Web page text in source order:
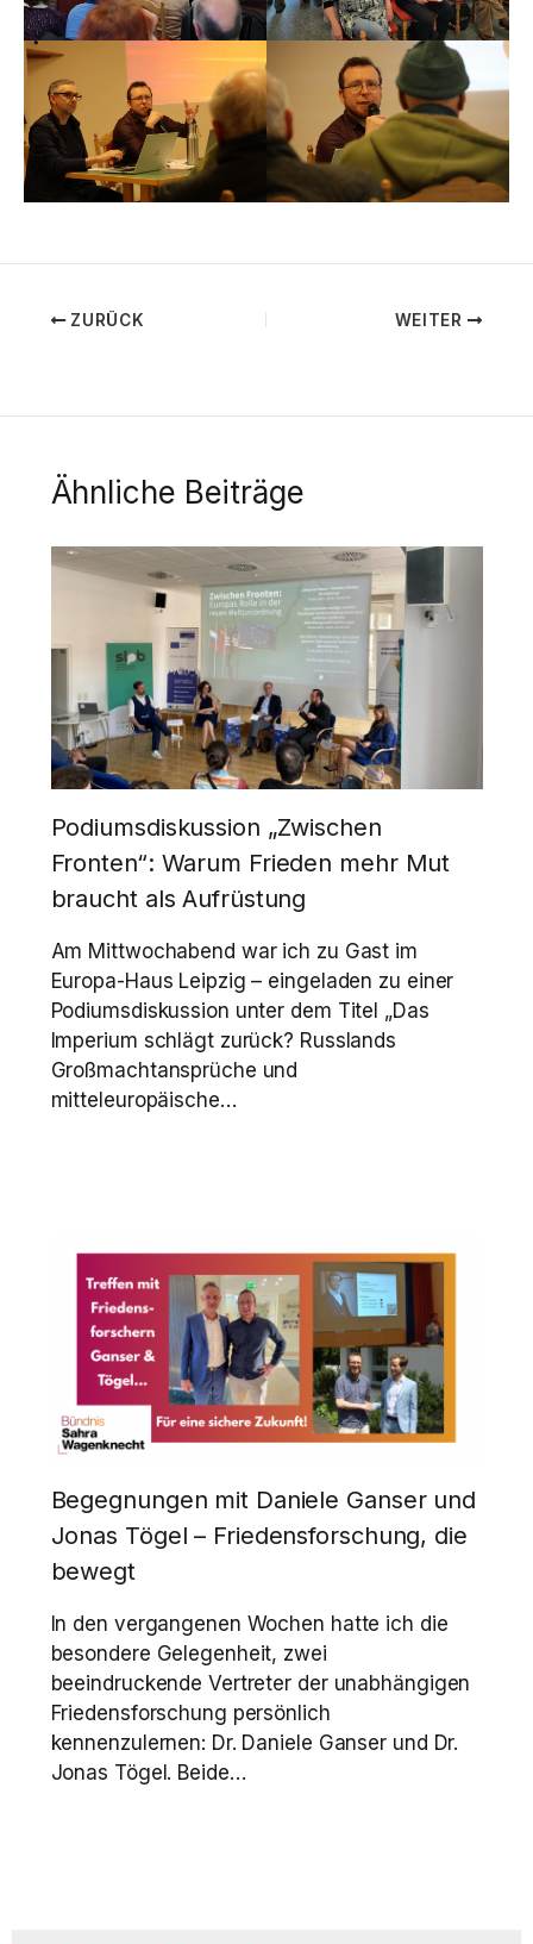
ZURÜCK WEITER
Ähnliche Beiträge
Podiumsdiskussion „Zwischen
Fronten“: Warum Frieden mehr Mut
braucht als Aufrüstung
Am Mittwochabend war ich zu Gast im
Europa-Haus Leipzig – eingeladen zu einer
Podiumsdiskussion unter dem Titel „Das
Imperium schlägt zurück? Russlands
Großmachtansprüche und
mitteleuropäische…
Begegnungen mit Daniele Ganser und
Jonas Tögel – Friedensforschung, die
bewegt
In den vergangenen Wochen hatte ich die
besondere Gelegenheit, zwei
beeindruckende Vertreter der unabhängigen
Friedensforschung persönlich
kennenzulernen: Dr. Daniele Ganser und Dr.
Jonas Tögel. Beide…